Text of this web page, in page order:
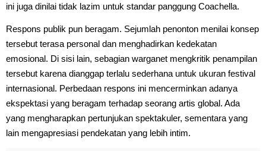
ini juga dinilai tidak lazim untuk standar panggung Coachella.
Respons publik pun beragam. Sejumlah penonton menilai konsep
tersebut terasa personal dan menghadirkan kedekatan
emosional. Di sisi lain, sebagian warganet mengkritik penampilan
tersebut karena dianggap terlalu sederhana untuk ukuran festival
internasional. Perbedaan respons ini mencerminkan adanya
ekspektasi yang beragam terhadap seorang artis global. Ada
yang mengharapkan pertunjukan spektakuler, sementara yang
lain mengapresiasi pendekatan yang lebih intim.